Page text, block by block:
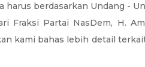
berdasarkan Undang -
Fraksi Partai NasDem, H.
kami bahas lebih detail